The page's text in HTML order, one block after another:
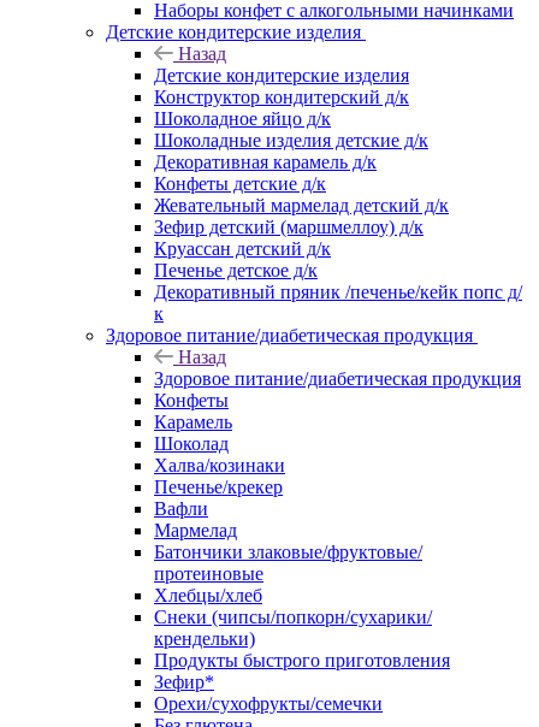
Наборы конфет с алкогольными начинками
Детские кондитерские изделия
Назад
Детские кондитерские изделия
Конструктор кондитерский д/к
Шоколадное яйцо д/к
Шоколадные изделия детские д/к
Декоративная карамель д/к
Конфеты детские д/к
Жевательный мармелад детский д/к
Зефир детский (маршмеллоу) д/к
Круассан детский д/к
Печенье детское д/к
Декоративный пряник /печенье/кейк попс д/
к
Здоровое питание/диабетическая продукция
Назад
Здоровое питание/диабетическая продукция
Конфеты
Карамель
Шоколад
Халва/козинаки
Печенье/крекер
Вафли
Мармелад
Батончики злаковые/фруктовые/
протеиновые
Хлебцы/хлеб
Снеки (чипсы/попкорн/сухарики/
крендельки)
Продукты быстрого приготовления
Зефир*
Орехи/сухофрукты/семечки